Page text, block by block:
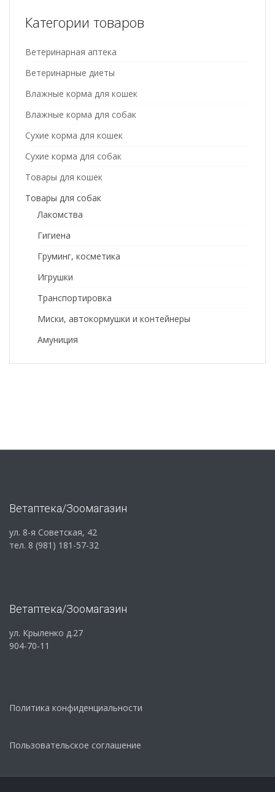
Категории товаров
Ветеринарная аптека
Ветеринарные диеты
Влажные корма для кошек
Влажные корма для собак
Сухие корма для кошек
Сухие корма для собак
Товары для кошек
Товары для собак
Лакомства
Гигиена
Груминг, косметика
Игрушки
Транспортировка
Миски, автокормушки и контейнеры
Амуниция
Ветаптека/Зоомагазин
ул. 8-я Советская, 42
тел. 8 (981) 181-57-32
Ветаптека/Зоомагазин
ул. Крыленко д.27
904-70-11
Политика конфиденциальности
Пользовательское соглашение